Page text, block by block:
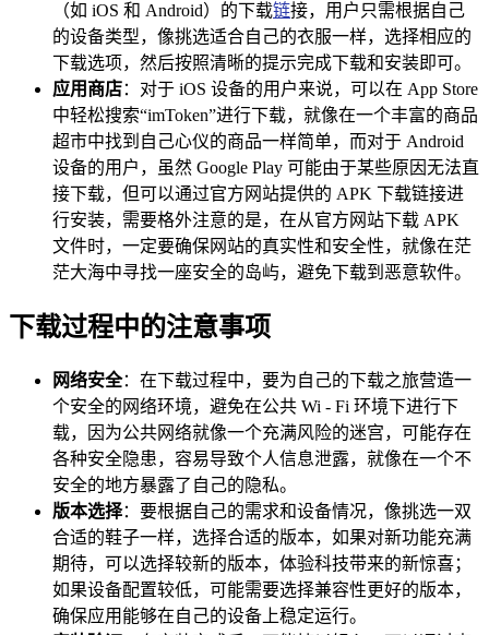
（如 iOS 和 Android）的下载链接，用户只需根据自己
的设备类型，像挑选适合自己的衣服一样，选择相应的
下载选项，然后按照清晰的提示完成下载和安装即可。
应用商店：对于 iOS 设备的用户来说，可以在 App Store
中轻松搜索“imToken”进行下载，就像在一个丰富的商品
超市中找到自己心仪的商品一样简单，而对于 Android
设备的用户，虽然 Google Play 可能由于某些原因无法直
接下载，但可以通过官方网站提供的 APK 下载链接进
行安装，需要格外注意的是，在从官方网站下载 APK
文件时，一定要确保网站的真实性和安全性，就像在茫
茫大海中寻找一座安全的岛屿，避免下载到恶意软件。
下载过程中的注意事项
网络安全：在下载过程中，要为自己的下载之旅营造一
个安全的网络环境，避免在公共 Wi - Fi 环境下进行下
载，因为公共网络就像一个充满风险的迷宫，可能存在
各种安全隐患，容易导致个人信息泄露，就像在一个不
安全的地方暴露了自己的隐私。
版本选择：要根据自己的需求和设备情况，像挑选一双
合适的鞋子一样，选择合适的版本，如果对新功能充满
期待，可以选择较新的版本，体验科技带来的新惊喜；
如果设备配置较低，可能需要选择兼容性更好的版本，
确保应用能够在自己的设备上稳定运行。